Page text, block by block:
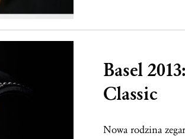
Basel
Classic
Nowa rodzina